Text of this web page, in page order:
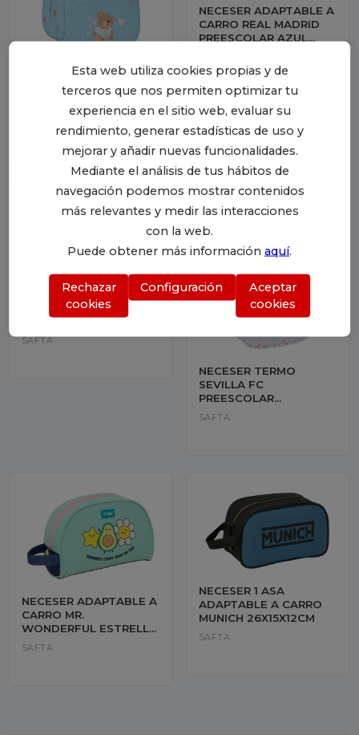
Esta web utiliza cookies propias y de
terceros que nos permiten optimizar tu
experiencia en el sitio web, evaluar su
rendimiento, generar estadísticas de uso y
mejorar y añadir nuevas funcionalidades.
Mediante el análisis de tus hábitos de
navegación podemos mostrar contenidos
más relevantes y medir las interacciones
con la web.
Puede obtener más información aquí.
Rechazar
cookies
Configuración
Aceptar
cookies
MADRID PREESCOLAR
AZUL 19X22X14CM
NECESER ADAPTABLE A
CARRO REAL MADRID
PREESCOLAR AZUL
NECESER ADAPTABLE A
CARRO HELLO KITTY &
FRIENDS 26X16X9CM
SAFTA
NECESER TERMO
SEVILLA FC
PREESCOLAR
19X22X14CM
SAFTA
NECESER ADAPTABLE A
CARRO MR.
WONDERFUL ESTRELLA
28X18X10CM
SAFTA
NECESER 1 ASA
ADAPTABLE A CARRO
MUNICH 26X15X12CM
SAFTA